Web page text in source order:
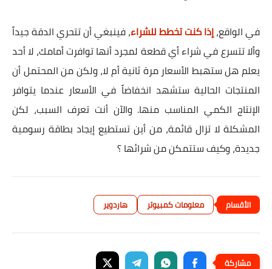
في الواقع،إذا كنت تخطط للشراء، فينبغي أن تتحري الدقة جيداً
وألا تتسرع في شراء أي قطعة لمجرد أنها توافرت أمامك، لا أحد
يعلم هل ستهبط الأسعار مرة ثانية أم لا، ولكن من المحتمل أن
المنتجات الحالية ستشهد انخفاضاً في الأسعار عندما يتوافر
الإنتاج الكمي المناسب منها. والآن أنت تعرف السبب، لكن
المشكلة لا تزال قائمة، من أين تستطيع إيجاد بطاقة رسومية
جديدة، وكيف ستتمكن من شرائها ؟
معلومات كمبيوتر هاردوير